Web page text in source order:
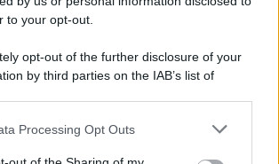
to your opt-out.
opt-out of the further disclosure of your
by third parties on the IAB’s list of
may also be disclosed by us to third parties
Processing Opt Outs